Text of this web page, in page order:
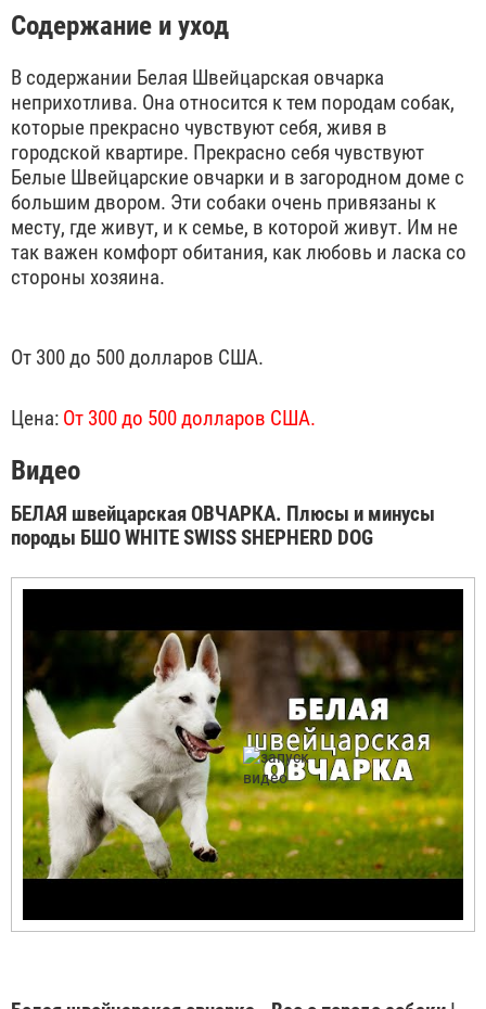
Содержание и уход
В содержании Белая Швейцарская овчарка
неприхотлива. Она относится к тем породам собак,
которые прекрасно чувствуют себя, живя в
городской квартире. Прекрасно себя чувствуют
Белые Швейцарские овчарки и в загородном доме с
большим двором. Эти собаки очень привязаны к
месту, где живут, и к семье, в которой живут. Им не
так важен комфорт обитания, как любовь и ласка со
стороны хозяина.
От 300 до 500 долларов США.
Цена: От 300 до 500 долларов США.
Видео
БЕЛАЯ швейцарская ОВЧАРКА. Плюсы и минусы
породы БШО WHITE SWISS SHEPHERD DOG